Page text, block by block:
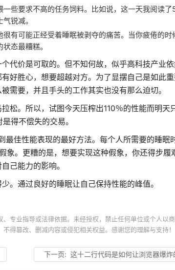
些要求不高的任务饲料。比如说，这一天我阅读
锐减。
有可能正经受着睡眠被剥夺的痛苦。当你疲倦的
态最糟糕。
代价是可取的。但不知何故，似乎高科技产业
好胜心，想要超越对方。为了显摆自己是如此
需要，并且手头的工作其实也没有那么迫切。
松。所以，试图今天压榨出110％的性能而明天
得不偿失的交易。
佳性能表现的最好方法。每个人所需要的睡眠
象。更糟的是，想要实现这种假象，你还得步履
己能力的影响。
。通过良好的睡眠让自己保持性能的峰值。
专业指导或法律依据。未经授权，禁止任何单位或个人以
得篡改、删减内容或侵犯相关权益。感谢您的理解与支持！
下一页: 这十二行代码是如何让浏览器爆炸